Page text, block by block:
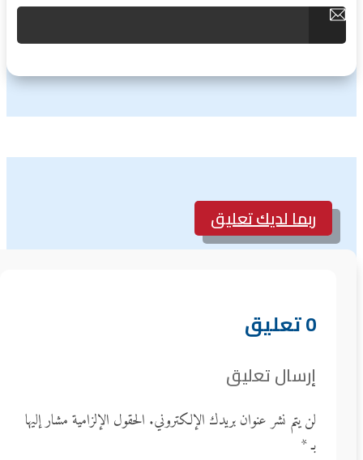
ربما لديك تعليق
0 تعليق
إرسال تعليق
لن يتم نشر عنوان بريدك الإلكتروني. الحقول الإلزامية مشار إليها
بـ*